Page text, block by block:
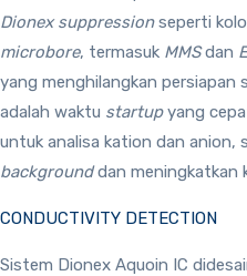
Dionex suppressionseperti
microbore, termasuk MMSdan
yang menghilangkan persiapan
adalah waktu startupyang
untuk analisa kation dan anion,
backgrounddan meningkatkan
CONDUCTIVITY DETECTION
Sistem Dionex Aquoin IC